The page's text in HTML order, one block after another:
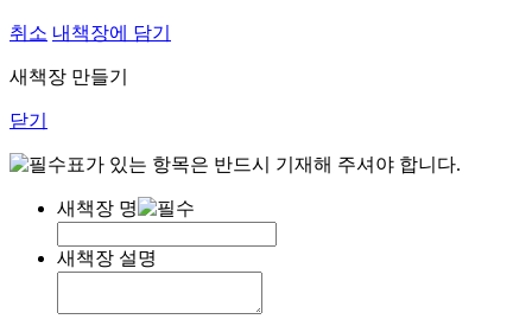
취소 내책장에 담기
새책장 만들기
닫기
표가 있는 항목은 반드시 기재해 주셔야 합니다.
새책장 명
새책장 설명